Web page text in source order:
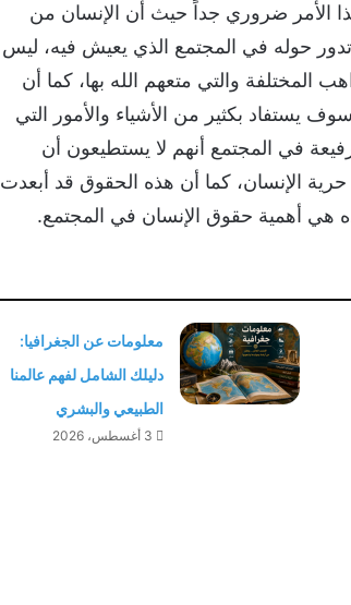
الأمر ضروري جداً حيث أن الإنسان من
حوله في المجتمع الذي يعيش فيه، ليس
والتي متعهم الله بها، كما أن
بكثير من الأشياء والأمور التي
في المجتمع أنهم لا يستطيعون أن
الإنسان، كما أن هذه الحقوق قد أبعدت
هي أهمية حقوق الإنسان في المجتمع.
معلومات عن الجغرافيا:
دليلك الشامل لفهم عالمنا
الطبيعي والبشري
3 أغسطس، 2026